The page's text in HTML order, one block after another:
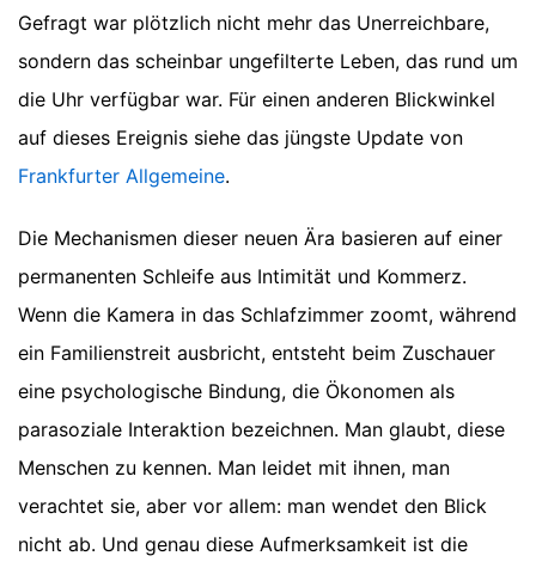
Gefragt war plötzlich nicht mehr das Unerreichbare,
sondern das scheinbar ungefilterte Leben, das rund um
die Uhr verfügbar war. Für einen anderen Blickwinkel
auf dieses Ereignis siehe das jüngste Update von
Frankfurter Allgemeine.
Die Mechanismen dieser neuen Ära basieren auf einer
permanenten Schleife aus Intimität und Kommerz.
Wenn die Kamera in das Schlafzimmer zoomt, während
ein Familienstreit ausbricht, entsteht beim Zuschauer
eine psychologische Bindung, die Ökonomen als
parasoziale Interaktion bezeichnen. Man glaubt, diese
Menschen zu kennen. Man leidet mit ihnen, man
verachtet sie, aber vor allem: man wendet den Blick
nicht ab. Und genau diese Aufmerksamkeit ist die